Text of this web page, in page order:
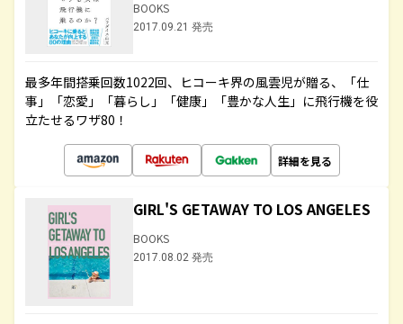
BOOKS
2017.09.21 発売
最多年間搭乗回数1022回、ヒコーキ界の風雲児が贈る、「仕
事」「恋愛」「暮らし」「健康」「豊かな人生」に飛行機を役
立たせるワザ80！
詳細を見る
GIRL'S GETAWAY TO LOS ANGELES
BOOKS
2017.08.02 発売